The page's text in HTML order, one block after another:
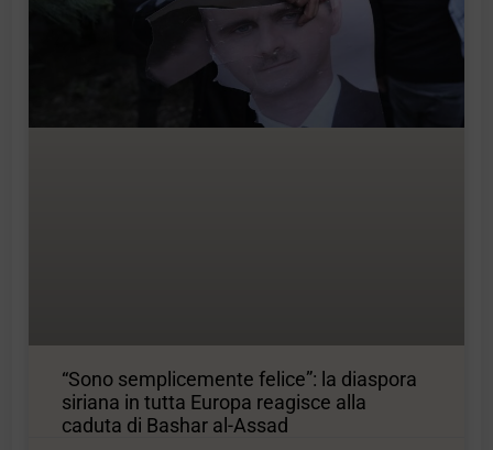
“Sono semplicemente felice”: la diaspora
siriana in tutta Europa reagisce alla
caduta di Bashar al-Assad